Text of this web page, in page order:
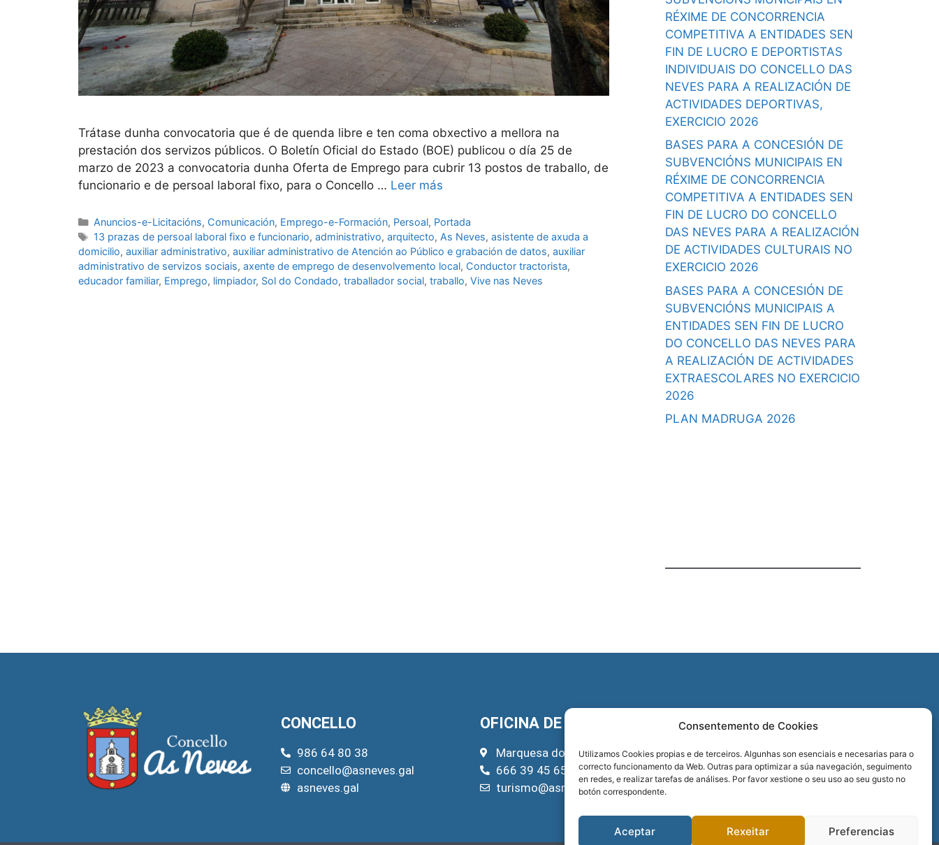
Consentemento de Cookies
Utilizamos Cookies propias e de terceiros. Algunhas son esenciais e necesarias para o
correcto funcionamento da Web. Outras para optimizar a súa navegación, seguimento
en redes, e realizar tarefas de análises. Por favor xestione o seu uso ao seu gusto no
botón correspondente.
Aceptar Rexeitar Preferencias
Trátase dunha convocatoria que é de quenda libre e ten coma obxectivo a mellora na
prestación dos servizos públicos. O Boletín Oficial do Estado (BOE) publicou o día 25 de
marzo de 2023 a convocatoria dunha Oferta de Emprego para cubrir 13 postos de traballo, de
funcionario e de persoal laboral fixo, para o Concello … Leer más
Anuncios-e-Licitacións, Comunicación, Emprego-e-Formación, Persoal, Portada
13 prazas de persoal laboral fixo e funcionario, administrativo, arquitecto, As Neves, asistente de axuda a
domicilio, auxiliar administrativo, auxiliar administrativo de Atención ao Público e grabación de datos, auxiliar
administrativo de servizos sociais, axente de emprego de desenvolvemento local, Conductor tractorista,
educador familiar, Emprego, limpiador, Sol do Condado, traballador social, traballo, Vive nas Neves
RÉXIME DE CONCORRENCIA
COMPETITIVA A ENTIDADES SEN
FIN DE LUCRO E DEPORTISTAS
INDIVIDUAIS DO CONCELLO DAS
NEVES PARA A REALIZACIÓN DE
ACTIVIDADES DEPORTIVAS,
EXERCICIO 2026
BASES PARA A CONCESIÓN DE
SUBVENCIÓNS MUNICIPAIS EN
RÉXIME DE CONCORRENCIA
COMPETITIVA A ENTIDADES SEN
FIN DE LUCRO DO CONCELLO
DAS NEVES PARA A REALIZACIÓN
DE ACTIVIDADES CULTURAIS NO
EXERCICIO 2026
BASES PARA A CONCESIÓN DE
SUBVENCIÓNS MUNICIPAIS A
ENTIDADES SEN FIN DE LUCRO
DO CONCELLO DAS NEVES PARA
A REALIZACIÓN DE ACTIVIDADES
EXTRAESCOLARES NO EXERCICIO
2026
PLAN MADRUGA 2026
CONCELLO
986 64 80 38
concello@asneves.gal
asneves.gal
OFICINA DE TURISMO
Marquesa do Pazo, 22
666 39 45 65
turismo@asneves.gal
REDES SOCIAIS